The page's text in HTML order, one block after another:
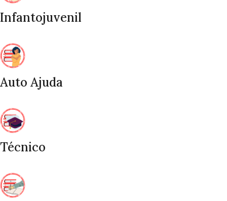
Infantojuvenil
Auto Ajuda
Técnico